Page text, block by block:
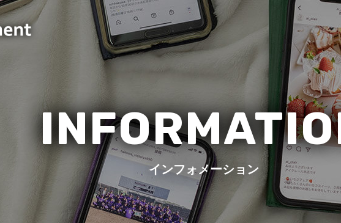
インフォメーション